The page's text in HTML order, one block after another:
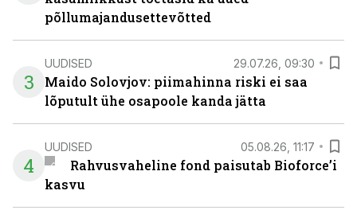
põllumajandusettevõtted
3
UUDISED 29.07.26, 09:30
Maido Solovjov: piimahinna riski ei saa
lõputult ühe osapoole kanda jätta
4
UUDISED 05.08.26, 11:17
Rahvusvaheline fond paisutab Bioforce’i
kasvu